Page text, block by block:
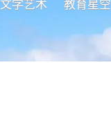
文学艺术
教育星空